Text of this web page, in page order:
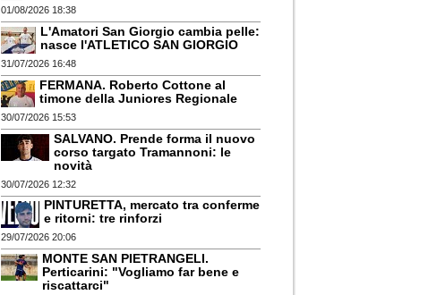
01/08/2026 18:38
L'Amatori San Giorgio cambia pelle:
nasce l'ATLETICO SAN GIORGIO
31/07/2026 16:48
FERMANA. Roberto Cottone al
timone della Juniores Regionale
30/07/2026 15:53
SALVANO. Prende forma il nuovo
corso targato Tramannoni: le
novità
30/07/2026 12:32
PINTURETTA, mercato tra conferme
e ritorni: tre rinforzi
29/07/2026 20:06
MONTE SAN PIETRANGELI.
Perticarini: "Vogliamo far bene e
riscattarci"